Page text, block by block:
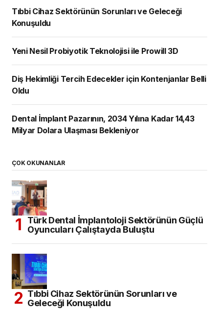
Tıbbi Cihaz Sektörünün Sorunları ve Geleceği
Konuşuldu
Yeni Nesil Probiyotik Teknolojisi ile Prowill 3D
Diş Hekimliği Tercih Edecekler için Kontenjanlar Belli
Oldu
Dental İmplant Pazarının, 2034 Yılına Kadar 14,43
Milyar Dolara Ulaşması Bekleniyor
ÇOK OKUNANLAR
Türk Dental İmplantoloji Sektörünün Güçlü
Oyuncuları Çalıştayda Buluştu
Tıbbi Cihaz Sektörünün Sorunları ve
Geleceği Konuşuldu